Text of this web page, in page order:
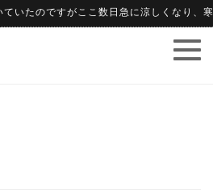
たのですがここ数日急に涼しくなり、寒